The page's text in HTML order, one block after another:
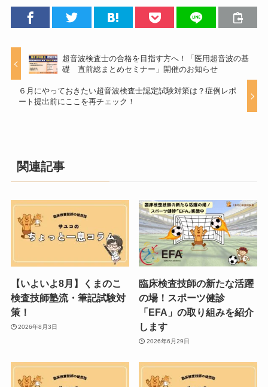
超音波検査士の合格を目指す方へ！「医用超音波の基
礎 直前総まとめセミナー」開催のお知らせ
６月にやっておきたい超音波検査士認定試験対策は？症例レポ
ート提出前にここを再チェック！
関連記事
【いよいよ8月】くまのこ
検査技師塾流・筆記試験対
策！
2026年8月3日
臨床検査技師の新たな活躍
の場！スポーツ健診
「EFA」の取り組みを紹介
します
2026年6月29日